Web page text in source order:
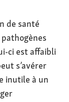
de santé
ci est affaibli
s’avérer
inutile à un